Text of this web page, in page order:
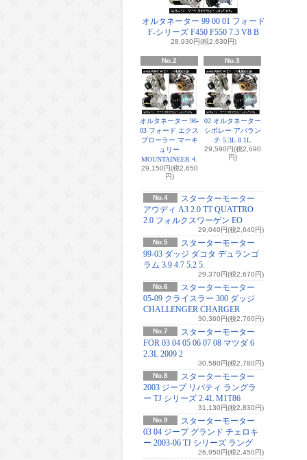
オルタネーター 99 00 01 フォード
F-シリーズ F450 F550 7.3 V8 B
28,930円(税2,630円)
No.2
オルタネーター 96-
03 フォード エクス
プローラー マーキ
ュリー
MOUNTAINEER 4.
29,150円(税2,650
円)
No.3
02 オルタネーター
シボレー アバラン
チ 5.3L 8.1L
29,590円(税2,690
円)
No.4
スターターモーター
アウディ A3 2.0 TT QUATTRO
2.0 フォルクスワーゲン EO
29,040円(税2,640円)
No.5
スターターモーター
99-03 ダッジ ダコタ デュランゴ
ラム 3.9 4.7 5.2 5.
29,370円(税2,670円)
No.6
スターターモーター
05-09 クライスラー 300 ダッジ
CHALLENGER CHARGER
30,360円(税2,760円)
No.7
スターターモーター
FOR 03 04 05 06 07 08 マツダ 6
2.3L 2009 2
30,580円(税2,780円)
No.8
スターターモーター
2003 ジープ リバティ ラングラ
ー TJ シリーズ 2.4L M1T86
31,130円(税2,830円)
No.9
スターターモーター
03 04 ジープ グランド チェロキ
ー 2003-06 TJ シリーズ ラング
26,950円(税2,450円)